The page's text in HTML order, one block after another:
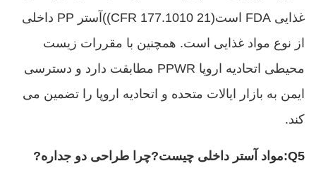
غذایی FDA است
(
21 CFR 177.1010
))
آستر PP داخلی
از نوع مواد غذایی است. همچنین با مقررات زیست
محیطی اتحادیه اروپا PPWR مطابقت دارد و دسترسی
ایمن به بازار ایالات متحده و اتحادیه اروپا را تضمین می
کند.
Q5
:مواد آستر داخلی چیست?چرا طراحی دو جداره?